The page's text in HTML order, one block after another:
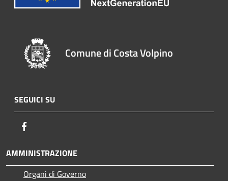
Comune di Costa Volpino
SEGUICI SU
AMMINISTRAZIONE
Organi di Governo